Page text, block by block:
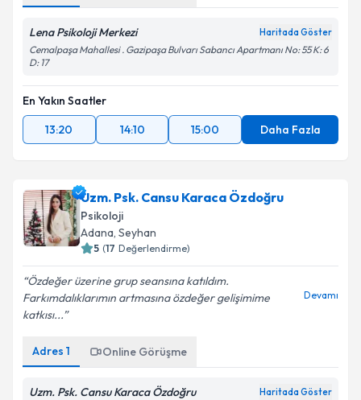
Lena Psikoloji Merkezi Haritada Göster
Cemalpaşa Mahallesi . Gazipaşa Bulvarı Sabancı Apartmanı No: 55 K: 6
D: 17
En Yakın Saatler
13:20
14:10 15:00 Daha Fazla
Uzm. Psk. Cansu Karaca Özdoğru
Psikoloji
Adana, Seyhan
5 (17 Değerlendirme)
Özdeğer üzerine grup seansına katıldım.
Farkımdalıklarımın artmasına özdeğer gelişimime
katkısı...
Devamı
Adres 1 Online Görüşme
Uzm. Psk. Cansu Karaca Özdoğru Haritada Göster